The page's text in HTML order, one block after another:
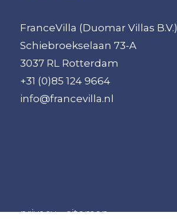
FranceVilla (Duomar Villas B.V.)
Schiebroekselaan 73-A
3037 RL Rotterdam
+31 (0)85 124 9664
info@francevilla.nl
privacy sitemap